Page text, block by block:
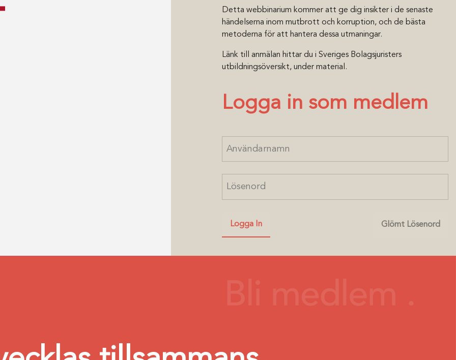
Detta webbinarium kommer att ge dig insikter i de senaste
händelserna inom mutbrott och korruption, och de bästa
metoderna för att hantera dessa utmaningar.
Länk till anmälan hittar du i Sveriges Bolagsjuristers
utbildningsöversikt, under material.
Logga in som medlem